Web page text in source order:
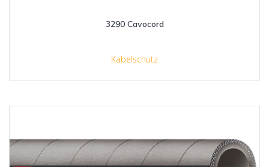
3290 Cavocord
Kabelschutz